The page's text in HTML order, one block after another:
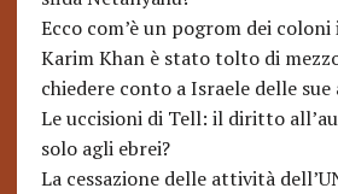
Ecco com’è un pogrom dei
Karim Khan è stato tolto di
chiedere conto a Israele delle sue
Le uccisioni di Tell: il diritto
solo agli ebrei?
La cessazione delle attività